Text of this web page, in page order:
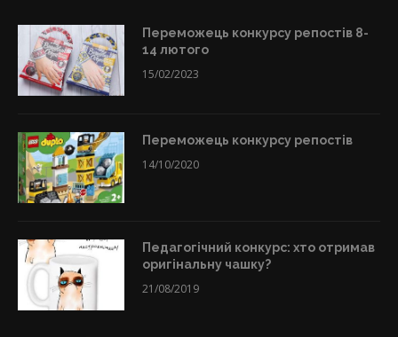
Переможець конкурсу репостів 8-
14 лютого
15/02/2023
Переможець конкурсу репостів
14/10/2020
Педагогічний конкурс: хто отримав
оригінальну чашку?
21/08/2019